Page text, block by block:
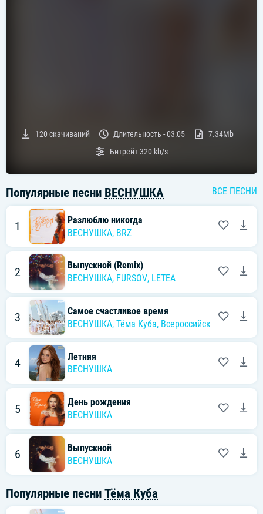
120 скачиваний Длительность -03:05
7.34Mb
Битрейт320 kb/s
Популярные песни ВЕСНУШКА ВСЕ ПЕСНИ
1
Разлюблю никогда
ВЕСНУШКА, BRZ
2
Выпускной (Remix)
ВЕСНУШКА, FURSOV, LETEA
3
Самое счастливое время
ВЕСНУШКА, Тёма Куба, Всероссийский сводный
4
Летняя
ВЕСНУШКА
5
День рождения
ВЕСНУШКА
6
Выпускной
ВЕСНУШКА
Популярные песни Тёма Куба